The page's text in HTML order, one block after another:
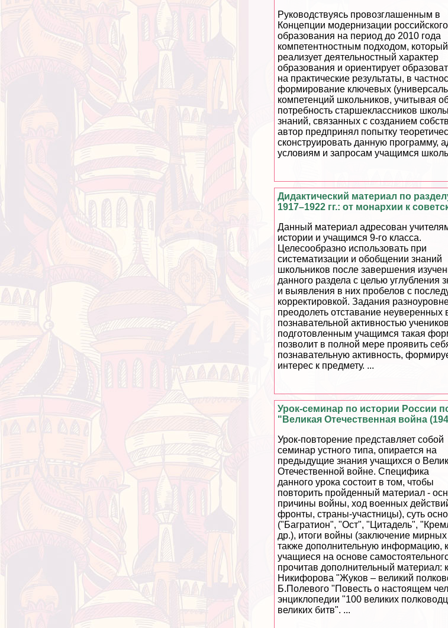
Руководствуясь провозглашенным в
Концепции модернизации российского
образования на период до 2010 года
компетентностным подходом, который
реализует деятельностный хаpaктер
образования и ориентирует
на пpaктические результаты, в
формирование ключевых
компетенций школьников, учитывая
потребность старшеклассников
знаний, связанных с созданием
автор предпринял попытку
сконструировать данную программу,
условиям и запросам учащимся
Дидактический материал по
1917–1922 гг.: от монархии к
Данный материал адресован
истории и учащимся 9-го класса.
Целесообразно использовать при
систематизации и обобщении знаний
школьников после завершения
данного раздела с целью углубления
и выявления в них пробелов с
корректировкой. Задания
преодолеть отставание неуверенных
познавательной активностью
подготовленным учащимся такая
позволит в полной мере проявить
познавательную активность,
интерес к предмету. ...
Урок-семинар по истории России
"Великая Отечественная война
Урок-повторение представляет собой
семинар устного типа, опирается на
предыдущие знания учащихся о
Отечественной войне. Специфика
данного урока состоит в том, чтобы
повторить пройденный материал -
причины войны, ход военных
фронты, страны-участницы), суть
("Багратион", "Ост", "Цитадель",
др.), итоги войны (заключение
также дополнительную информацию,
учащиеся на основе
прочитав дополнительный материал:
Никифорова "Жуков – великий
Б.Полевого "Повесть о настоящем
энциклопедии "100 великих
великих битв". ...